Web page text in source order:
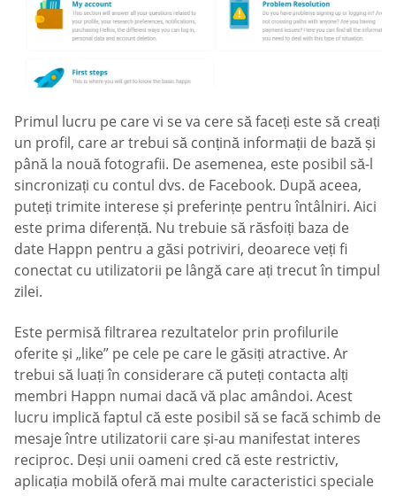
Primul lucru pe care vi se va cere să faceți este să creați
un profil, care ar trebui să conțină informații de bază și
până la nouă fotografii. De asemenea, este posibil să-l
sincronizați cu contul dvs. de Facebook. După aceea,
puteți trimite interese și preferințe pentru întâlniri. Aici
este prima diferență. Nu trebuie să răsfoiți baza de
date Happn pentru a găsi potriviri, deoarece veți fi
conectat cu utilizatorii pe lângă care ați trecut în timpul
zilei.
Este permisă filtrarea rezultatelor prin profilurile
oferite și „like” pe cele pe care le găsiți atractive. Ar
trebui să luați în considerare că puteți contacta alți
membri Happn numai dacă vă plac amândoi. Acest
lucru implică faptul că este posibil să se facă schimb de
mesaje între utilizatorii care și-au manifestat interes
reciproc. Deși unii oameni cred că este restrictiv,
aplicația mobilă oferă mai multe caracteristici speciale